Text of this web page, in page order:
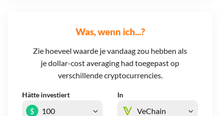
Was, wenn ich...?
Zie hoeveel waarde je vandaag zou hebben als
je dollar-cost averaging had toegepast op
verschillende cryptocurrencies.
Hätte investiert In
$